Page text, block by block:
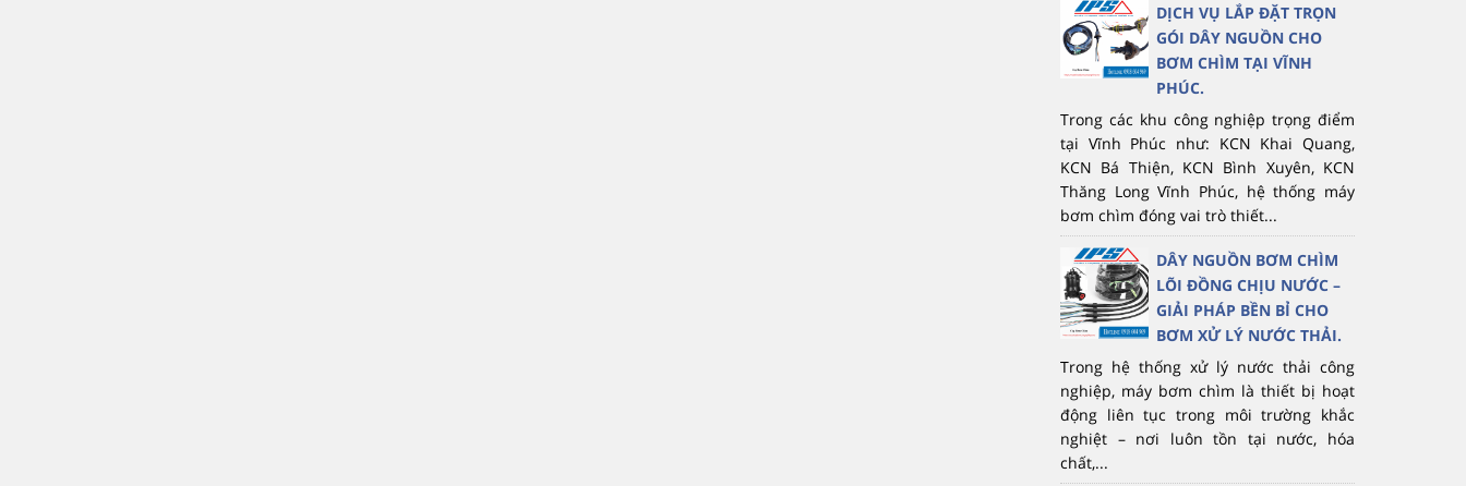
DỊCH VỤ LẮP ĐẶT TRỌN
GÓI DÂY NGUỒN CHO
BƠM CHÌM TẠI VĨNH
PHÚC.
Trong các khu công nghiệp trọng điểm
tại Vĩnh Phúc như: KCN Khai Quang,
KCN Bá Thiện, KCN Bình Xuyên, KCN
Thăng Long Vĩnh Phúc, hệ thống máy
bơm chìm đóng vai trò thiết...
DÂY NGUỒN BƠM CHÌM
LÕI ĐỒNG CHỊU NƯỚC –
GIẢI PHÁP BỀN BỈ CHO
BƠM XỬ LÝ NƯỚC THẢI.
Trong hệ thống xử lý nước thải công
nghiệp, máy bơm chìm là thiết bị hoạt
động liên tục trong môi trường khắc
nghiệt – nơi luôn tồn tại nước, hóa
chất,...